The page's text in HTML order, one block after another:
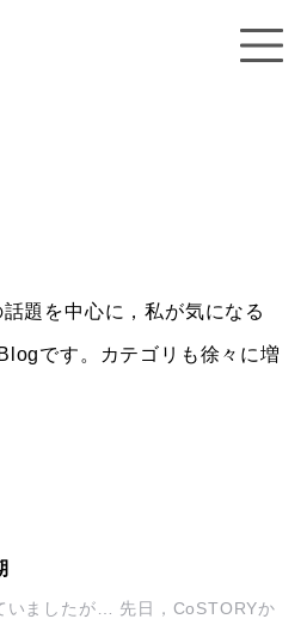
題を中心に，私が気になる
です。カテゴリも徐々に増
いましたが… 先日，CoSTORYか